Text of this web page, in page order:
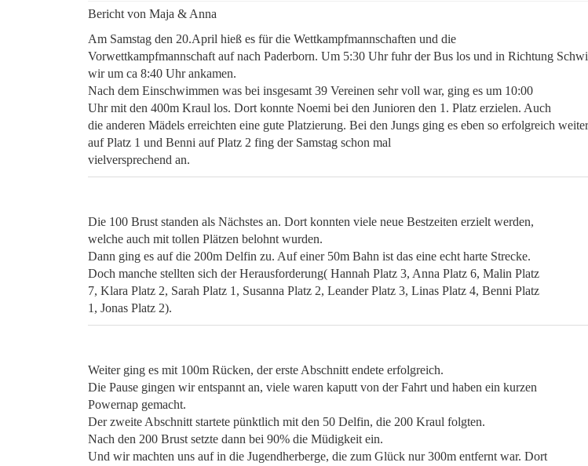
Bericht von Maja & Anna
Am Samstag den 20.April hieß es für die Wettkampfmannschaften und die
Vorwettkampfmannschaft auf nach Paderborn. Um 5:30 Uhr fuhr der Bus los und in Richtung
wir um ca 8:40 Uhr ankamen.
Nach dem Einschwimmen was bei insgesamt 39 Vereinen sehr voll war, ging es um 10:00
Uhr mit den 400m Kraul los. Dort konnte Noemi bei den Junioren den 1. Platz erzielen. Auch
die anderen Mädels erreichten eine gute Platzierung. Bei den Jungs ging es eben so erfolgreich
auf Platz 1 und Benni auf Platz 2 fing der Samstag schon mal
vielversprechend an.
Die 100 Brust standen als Nächstes an. Dort konnten viele neue Bestzeiten erzielt werden,
welche auch mit tollen Plätzen belohnt wurden.
Dann ging es auf die 200m Delfin zu. Auf einer 50m Bahn ist das eine echt harte Strecke.
Doch manche stellten sich der Herausforderung( Hannah Platz 3, Anna Platz 6, Malin Platz
7, Klara Platz 2, Sarah Platz 1, Susanna Platz 2, Leander Platz 3, Linas Platz 4, Benni Platz
1, Jonas Platz 2).
Weiter ging es mit 100m Rücken, der erste Abschnitt endete erfolgreich.
Die Pause gingen wir entspannt an, viele waren kaputt von der Fahrt und haben ein kurzen
Powernap gemacht.
Der zweite Abschnitt startete pünktlich mit den 50 Delfin, die 200 Kraul folgten.
Nach den 200 Brust setzte dann bei 90% die Müdigkeit ein.
Und wir machten uns auf in die Jugendherberge, die zum Glück nur 300m entfernt war. Dort